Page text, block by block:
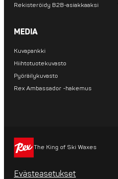
Rekisteröidy B2B-asiakkaaksi
MEDIA
Kuvapankki
Hiihtotuotekuvasto
Pyöräilykuvasto
Rex Ambassador -hakemus
The King of Ski Waxes
Evästeasetukset